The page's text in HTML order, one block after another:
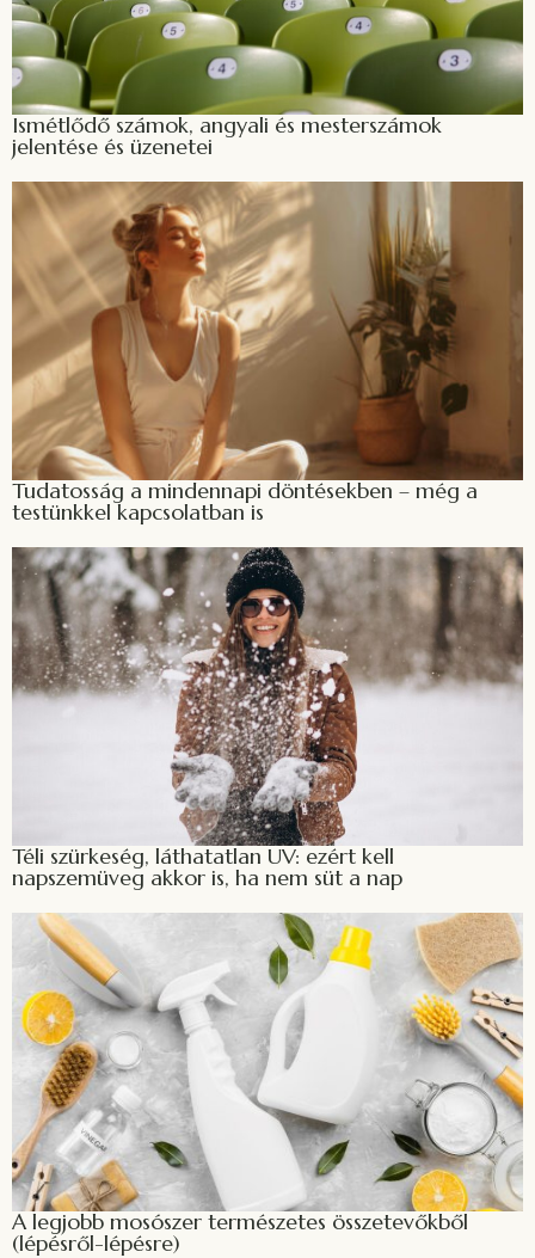
Ismétlődő számok, angyali és mesterszámok
jelentése és üzenetei
Tudatosság a mindennapi döntésekben – még a
testünkkel kapcsolatban is
Téli szürkeség, láthatatlan UV: ezért kell
napszemüveg akkor is, ha nem süt a nap
A legjobb mosószer természetes összetevőkből
(lépésről-lépésre)